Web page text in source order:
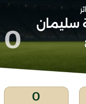
سليمان
0
0